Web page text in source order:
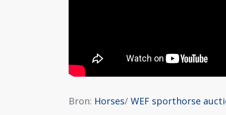
Bron: Horses/ WEF sporthorse